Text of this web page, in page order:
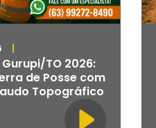
TO 2026:
de Posse com
Topográfico